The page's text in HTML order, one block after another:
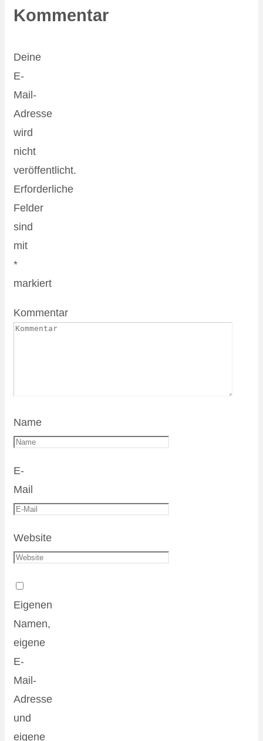
Kommentar
Deine
E-
Mail-
Adresse
wird
nicht
veröffentlicht.
Erforderliche
Felder
sind
mit
*
markiert
Kommentar
Name
E-
Mail
Website
Eigenen
Namen,
eigene
E-
Mail-
Adresse
und
eigene